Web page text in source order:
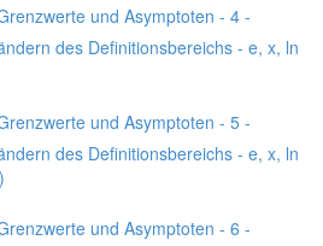
und Asymptoten - 4 -
des Definitionsbereichs - e, x, ln
und Asymptoten - 5 -
des Definitionsbereichs - e, x, ln
und Asymptoten - 6 -